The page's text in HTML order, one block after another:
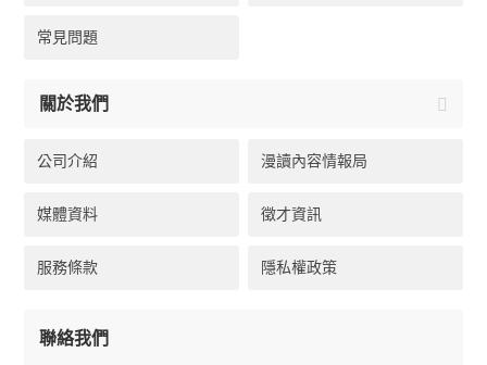
常見問題
關於我們
公司介紹 漫讀內容情報局
媒體資料 徵才資訊
服務條款 隱私權政策
聯絡我們